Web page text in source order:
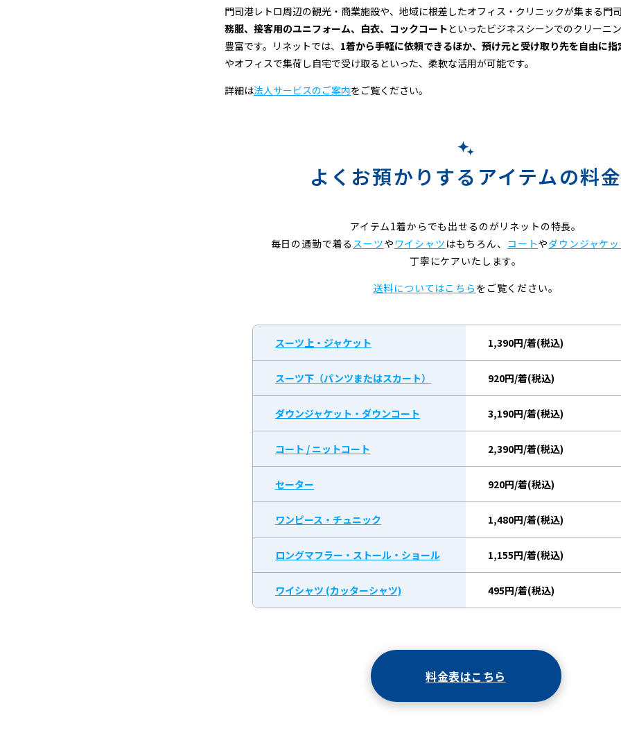
門司港レトロ周辺の観光・商業施設や、地域に根差したオフィス・クリニックが集まる門司
務服、接客用のユニフォーム、白衣、コックコートといったビジネスシーンでのクリーニ
豊富です。リネットでは、 1着から手軽に依頼できるほか、預け元と受け取り先を自由に指
やオフィスで集荷し自宅で受け取るといった、柔軟な活用が可能です。
詳細は法人サービスのご案内をご覧ください。
よくお預かりするアイテムの料金
アイテム1着からでも出せるのがリネットの特長。
毎日の通勤で着る スーツやワイシャツ はもちろん、 コートやダウンジャケッ
丁寧にケアいたします。
送料についてはこちら をご覧ください。
スーツ上・ジャケット 1,390円/着(税込)
スーツ下（パンツまたはスカート） 920円/着(税込)
ダウンジャケット・ダウンコート 3,190円/着(税込)
コート / ニットコート 2,390円/着(税込)
セーター 920円/着(税込)
ワンピース・チュニック 1,480円/着(税込)
ロングマフラー・ストール・ショール 1,155円/着(税込)
ワイシャツ (カッターシャツ) 495円/着(税込)
料金表はこちら